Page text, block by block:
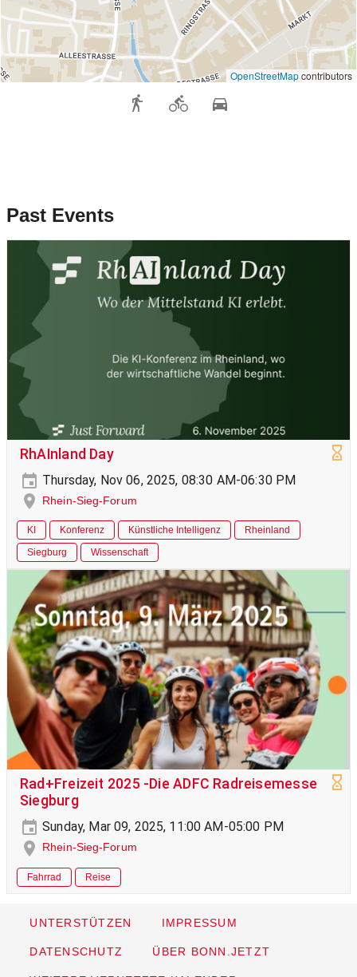
OpenStreetMapcontributors
Past Events
RhAInland Day
Thursday, Nov 06, 2025, 08:30 AM-06:30 PM
Rhein-Sieg-Forum
KI Konferenz Künstliche Intelligenz
Rheinland
Siegburg
Wissenschaft
Rad+Freizeit 2025 -Die ADFC Radreisemesse
Siegburg
Sunday, Mar 09, 2025, 11:00 AM-05:00 PM
Rhein-Sieg-Forum
Fahrrad Reise
UNTERSTÜTZEN IMPRESSUM
DATENSCHUTZ ÜBER BONN.JETZT